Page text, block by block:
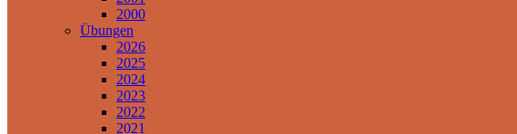
2000
Übungen
2026
2025
2024
2023
2022
2021